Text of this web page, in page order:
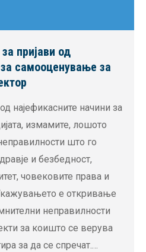
пријави од
самооценување за
најефикасните начини за
измамите, лошото
што го
и безбедност,
човековите права и
е откривање
неправилности
за коишто се верува
за да се спречат.…